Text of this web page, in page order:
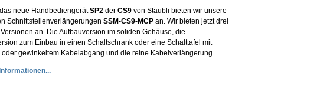
neue HandbediengerätSP2 der CS9 von Stäubli bieten wir unsere
Schnittstellenverlängerungen SSM-CS9-MCP an. Wir bieten jetzt drei
Versionen an. Die Aufbauversion im soliden Gehäuse, die
zum Einbau in einen Schaltschrank oder eine Schalttafel mit
oder gewinkeltem Kabelabgang und die reine Kabelverlängerung.